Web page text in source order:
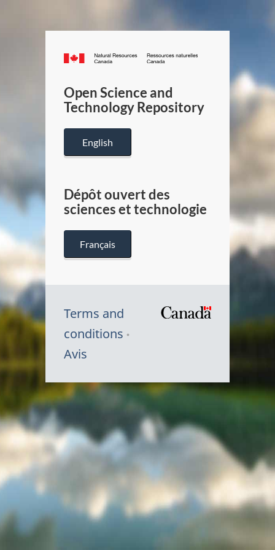
Canada.ca
/
Canada
Open Science and
Technology Repository
English
Dépôt ouvert des
sciences et technologie
Français
Terms and
conditions
Avis
Symbole
du